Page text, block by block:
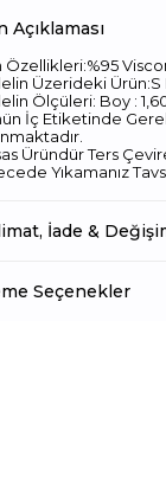
Açıklaması
Özellikleri:%95
Üzerideki
Ölçüleri: Boy :
İç Etiketinde
Üründür Ters
Yıkamanız
İade &
Seçenekler